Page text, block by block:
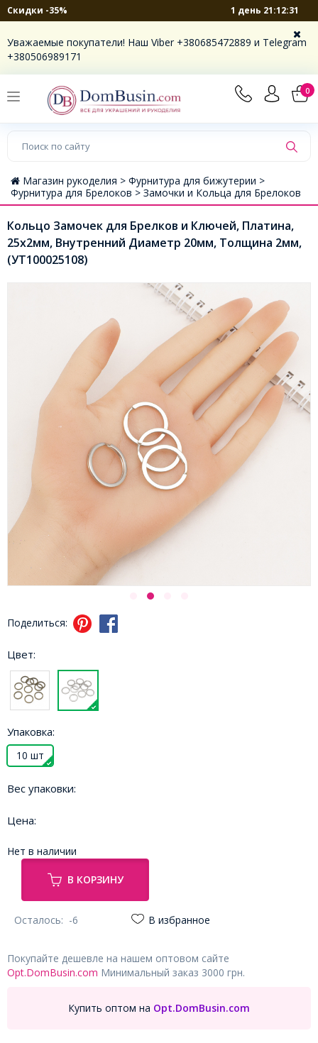
Скидки -35% 1 день 21:12:31
Уважаемые покупатели! Наш Viber +380685472889 и Telegram
+380506989171
0
Магазин рукоделия > Фурнитура для бижутерии >
Фурнитура для Брелоков > Замочки и Кольца для Брелоков
Кольцо Замочек для Брелков и Ключей, Платина,
25х2мм, Внутренний Диаметр 20мм, Толщина 2мм,
(УТ100025108)
Поделиться:
Цвет:
Упаковка:
10 шт
Вес упаковки:
Цена:
Нет в наличии
В КОРЗИНУ
Осталось: -6 В избранное
Покупайте дешевле на нашем оптовом сайте
Opt.DomBusin.com Минимальный заказ 3000 грн.
Купить оптом на Opt.DomBusin.com